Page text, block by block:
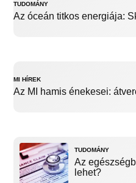
TUDOMÁNY
Az óceán titkos energiája:
MI HÍREK
Az MI hamis énekesei:
TUDOMÁNY
Az
lehet?